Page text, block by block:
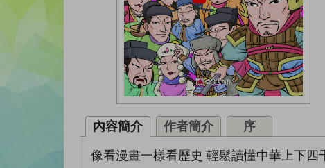
內容簡介 作者簡介 序
像看漫畫一樣看歷史 輕鬆讀懂中華上下四